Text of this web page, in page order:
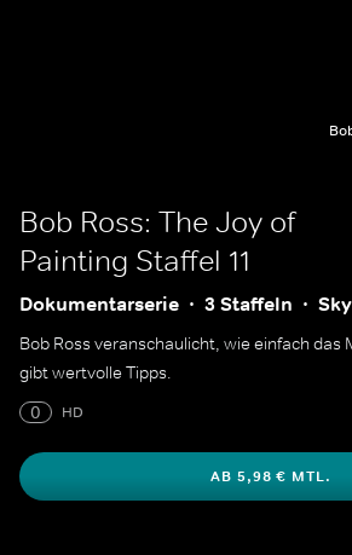
Bob Ross: The Joy of
Painting Staffel 11
Dokumentarserie 3 Staffeln
Bob Ross veranschaulicht, wie einfach das
gibt wertvolle Tipps.
0
HD
AB 5,98 € MTL.